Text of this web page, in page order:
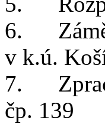
6.
v k.ú.
7.
čp. 139